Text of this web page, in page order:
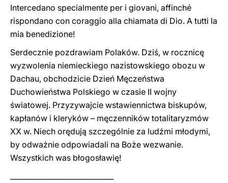
Intercedano specialmente per i giovani, affinché
rispondano con coraggio alla chiamata di Dio. A tutti la
mia benedizione!
Serdecznie pozdrawiam Polaków. Dziś, w rocznicę
wyzwolenia niemieckiego nazistowskiego obozu w
Dachau, obchodzicie Dzień Męczeństwa
Duchowieństwa Polskiego w czasie II wojny
światowej. Przyzywajcie wstawiennictwa biskupów,
kapłanów i kleryków – męczenników totalitaryzmów
XX w. Niech orędują szczególnie za ludźmi młodymi,
by odważnie odpowiadali na Boże wezwanie.
Wszystkich was błogosławię!